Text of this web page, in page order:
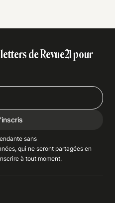
de Revue21 pour
sans
qui ne seront partagées en
à tout moment.